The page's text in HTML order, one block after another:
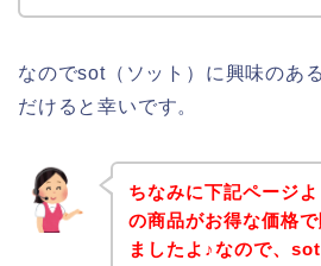
なのでsot（ソット）に興味のあ
だけると幸いです。
ちなみに下記ページ
の商品がお得な価格
ましたよ♪なので、